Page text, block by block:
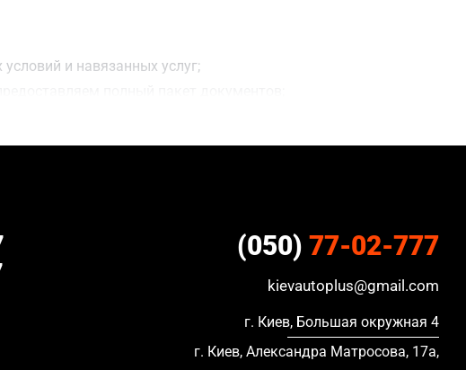
и навязанных услуг;
(050) 77-02-777
kievautoplus@gmail.com
г. Киев, Большая окружная 4
г. Киев, Александра Матросова, 17а,